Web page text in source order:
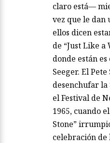
claro está—
vez que le dan
ellos dicen
de “Just Like a
donde están
Seeger. El
desenchufar
el Festival de
1965, cuando
Stone”
celebración